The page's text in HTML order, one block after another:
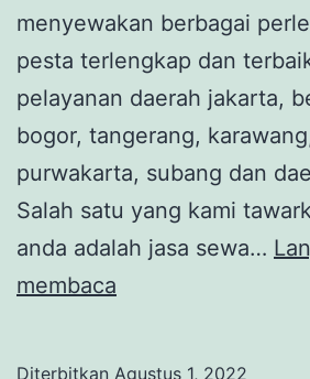
menyewakan berbagai
pesta terlengkap dan
pelayanan daerah jakarta,
bogor, tangerang,
purwakarta, subang dan
Salah satu yang kami
anda adalah jasa sewa…
membaca
Diterbitkan Agustus 1, 2022